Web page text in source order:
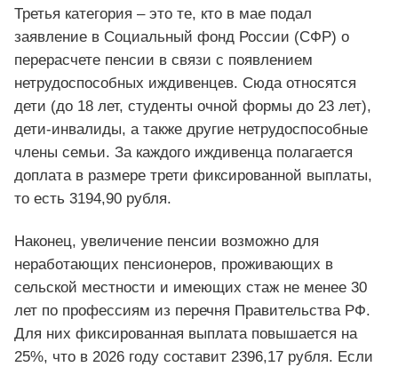
Третья категория – это те, кто в мае подал
заявление в Социальный фонд России (СФР) о
перерасчете пенсии в связи с появлением
нетрудоспособных иждивенцев. Сюда относятся
дети (до 18 лет, студенты очной формы до 23 лет),
дети-инвалиды, а также другие нетрудоспособные
члены семьи. За каждого иждивенца полагается
доплата в размере трети фиксированной выплаты,
то есть 3194,90 рубля.
Наконец, увеличение пенсии возможно для
неработающих пенсионеров, проживающих в
сельской местности и имеющих стаж не менее 30
лет по профессиям из перечня Правительства РФ.
Для них фиксированная выплата повышается на
25%, что в 2026 году составит 2396,17 рубля. Если